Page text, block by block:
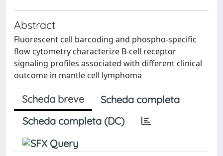
Abstract
Fluorescent cell barcoding and phospho-specific
flow cytometry characterize B-cell receptor
signaling profiles associated with different clinical
outcome in mantle cell lymphoma
Scheda breve
Scheda completa
Scheda completa (DC)